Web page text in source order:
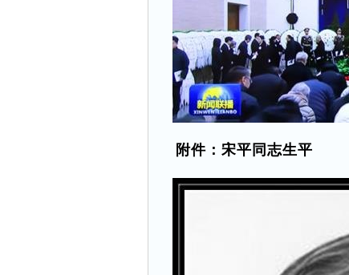
附件：宋平同志生平